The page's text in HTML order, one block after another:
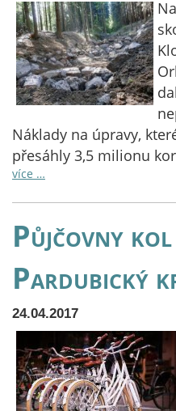
Náklady na úpravy,
přesáhly 3,5 milionu
více …
Půjčovny
Pardubický
24.04.2017